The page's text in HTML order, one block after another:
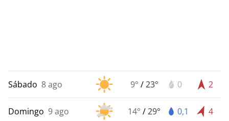
Sábado 8 ago 9° /23° 0 2
Domingo 9 ago 14° /29° 0,1 4